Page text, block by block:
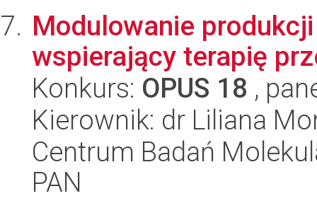
Modulowanie
wspierający terapię
Konkurs: OPUS 18 ,
Kierownik: dr Liliana
Centrum Badań
PAN